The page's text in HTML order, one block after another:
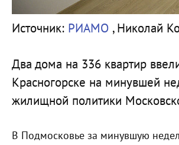
Источник: РИАМО , Николай
Два дома на 336 квартир
Красногорске на минувшей
жилищной политики
В Подмосковье за минувшую